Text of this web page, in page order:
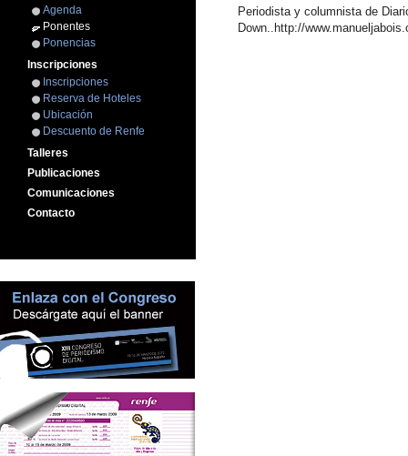
Agenda
Ponentes
Ponencias
Inscripciones
Inscripciones
Reserva de Hoteles
Ubicación
Descuento de Renfe
Talleres
Publicaciones
Comunicaciones
Contacto
Periodista y columnista de
Down..http://